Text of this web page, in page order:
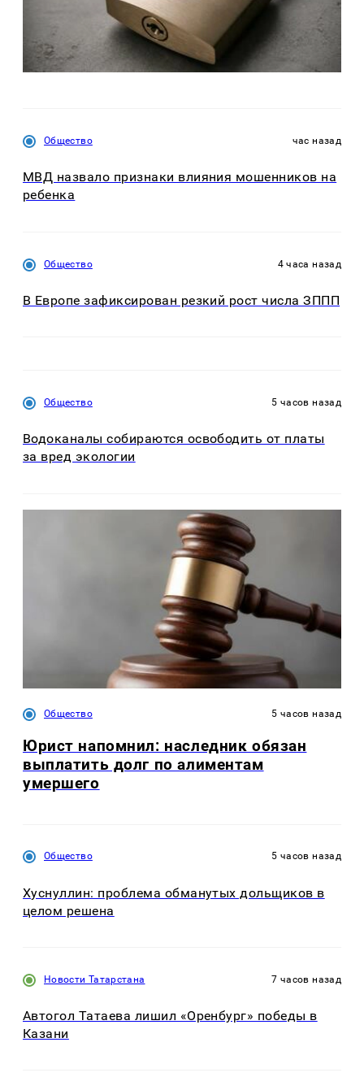
Общество час назад
МВД назвало признаки влияния мошенников на
ребенка
Общество 4 часа назад
В Европе зафиксирован резкий рост числа ЗППП
Общество 5 часов назад
Водоканалы собираются освободить от платы
за вред экологии
Общество 5 часов назад
Юрист напомнил: наследник обязан
выплатить долг по алиментам
умершего
Общество 5 часов назад
Хуснуллин: проблема обманутых дольщиков в
целом решена
Новости Татарстана 7 часов назад
Автогол Татаева лишил «Оренбург» победы в
Казани